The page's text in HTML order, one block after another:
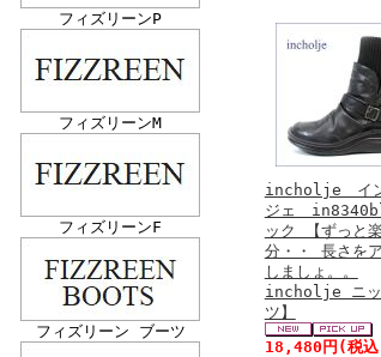
フィズリーンP
フィズリーンM
フィズリーンF
フィズリーン ブーツ
incholje イ
ジェ
ック 【ずっと
分・・ 長さを
しましょ。。
incholje ニッ
ツ】
18,480円 (税